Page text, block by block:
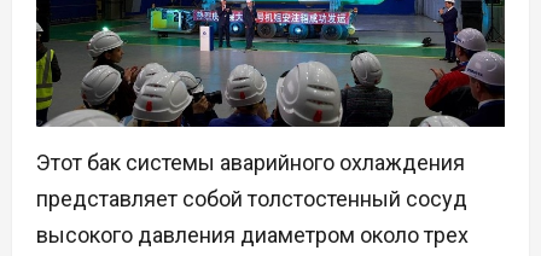
Этот бак системы аварийного охлаждения
представляет собой толстостенный сосуд
высокого давления диаметром около трех